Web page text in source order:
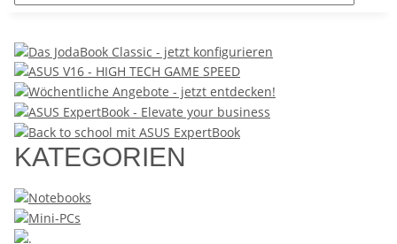
KATEGORIEN